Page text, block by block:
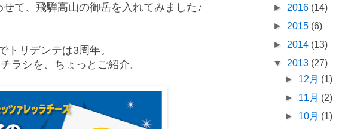
て、飛騨高山の御岳を入れてみました♪
トリデンテは3周年。
ラシを、ちょっとご紹介。
► 2016 (14)
► 2015 (6)
► 2014 (13)
▼ 2013 (27)
► 12月 (1)
► 11月 (2)
► 10月 (1)